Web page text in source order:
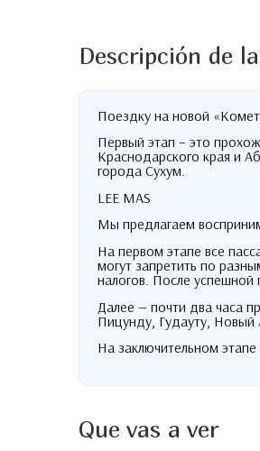
Descripción de
Поездку на новой
Первый этап – это
Краснодарского края и
города Сухум.
LEE MAS
Мы предлагаем
На первом этапе все
могут запретить по
налогов После успешной
Далее — почти два часа
Пицунду Гудауту Новый
На заключительном
Que vas a ver